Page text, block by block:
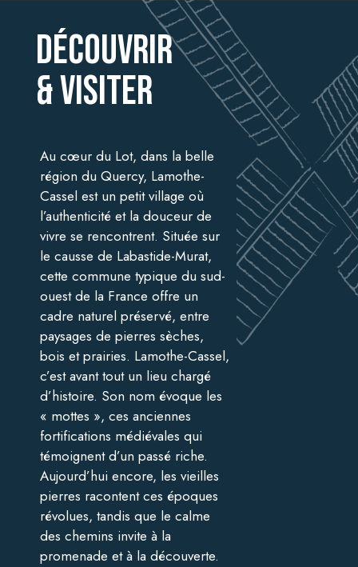
Découvrir
& visiter
Au cœur du Lot, dans la belle
région du Quercy, Lamothe-
Cassel est un petit village où
l’authenticité et la douceur de
vivre se rencontrent. Située sur
le causse de Labastide-Murat,
cette commune typique du sud-
ouest de la France offre un
cadre naturel préservé, entre
paysages de pierres sèches,
bois et prairies. Lamothe-Cassel,
c’est avant tout un lieu chargé
d’histoire. Son nom évoque les
« mottes », ces anciennes
fortifications médiévales qui
témoignent d’un passé riche.
Aujourd’hui encore, les vieilles
pierres racontent ces époques
révolues, tandis que le calme
des chemins invite à la
promenade et à la découverte.